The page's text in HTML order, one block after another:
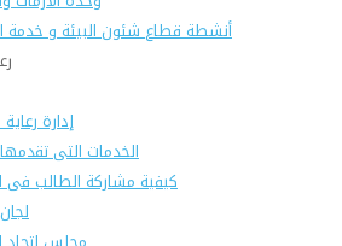
أنشطة قطاع شئون البيئة و خدمة
إدارة
الخدمات التى تقدمها
كيفية مشاركة الطالب فى